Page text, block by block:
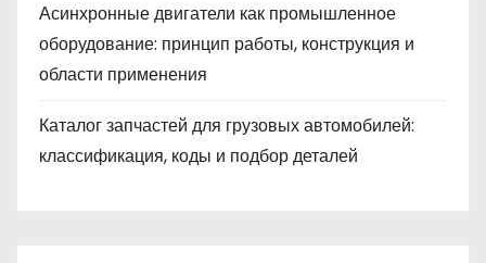
Асинхронные двигатели как промышленное
оборудование: принцип работы, конструкция и
области применения
Каталог запчастей для грузовых автомобилей:
классификация, коды и подбор деталей